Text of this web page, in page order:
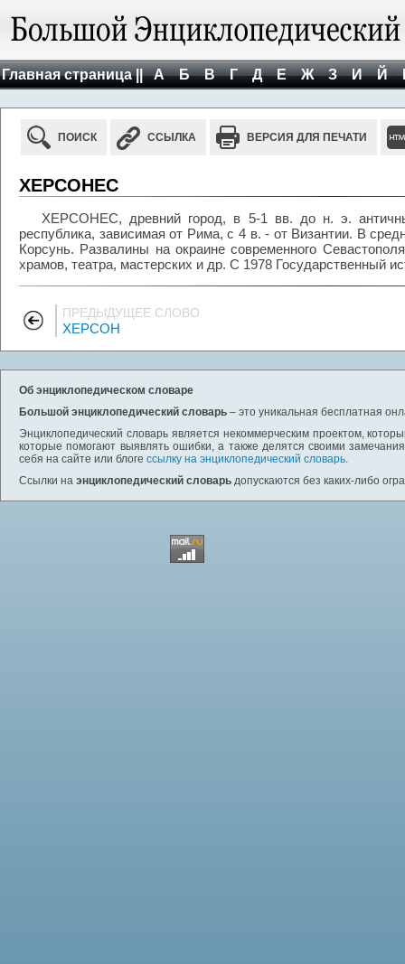
Главная страница || А Б В Г Д Е Ж З И Й
ПОИСК ССЫЛКА ВЕРСИЯ ДЛЯ ПЕЧАТИ
ХЕРСОНЕС
ХЕРСОНЕС, древний город, в 5-1 вв. до н. э.
республика, зависимая от Рима, с 4 в. - от Византии. В
Корсунь. Развалины на окраине современного
храмов, театра, мастерских и др. С 1978 Государственный
ПРЕДЫДУЩЕЕ СЛОВО
ХЕРСОН
Об энциклопедическом словаре
Большой энциклопедический словарь – это уникальная бесплатная
Энциклопедический словарь является некоммерческим проектом,
которые помогают выявлять ошибки, а также делятся своими
себя на сайте или блоге ссылку на энциклопедический словарь.
Ссылки на энциклопедический словарь допускаются без каких-либо